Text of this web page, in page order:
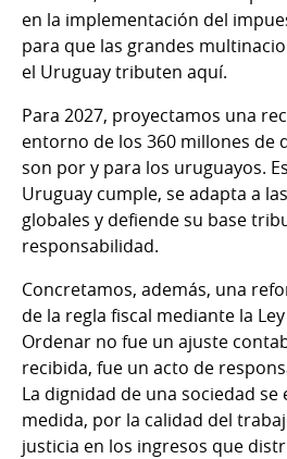
en la implementación del
para que las grandes
el Uruguay tributen aquí.
Para 2027, proyectamos una
entorno de los 360 millones de
son por y para los uruguayos.
Uruguay cumple, se adapta a
globales y defiende su base
responsabilidad.
Concretamos, además, una
de la regla fiscal mediante la
Ordenar no fue un ajuste
recibida, fue un acto de
La dignidad de una sociedad se
medida, por la calidad del
justicia en los ingresos que